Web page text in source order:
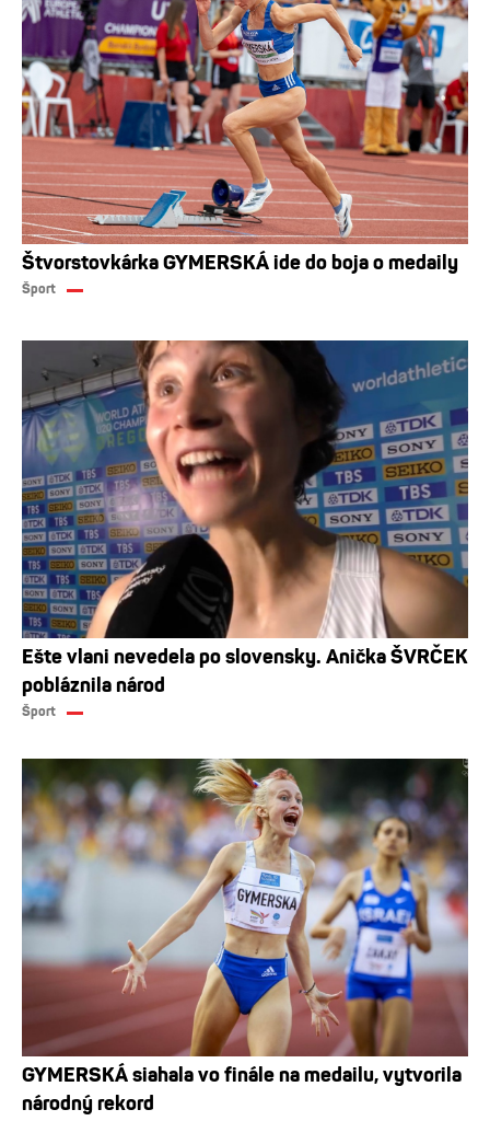
Štvorstovkárka GYMERSKÁ ide do boja o medaily
Šport
Ešte vlani nevedela po slovensky. Anička ŠVRČEK
pobláznila národ
Šport
GYMERSKÁ siahala vo finále na medailu, vytvorila
národný rekord